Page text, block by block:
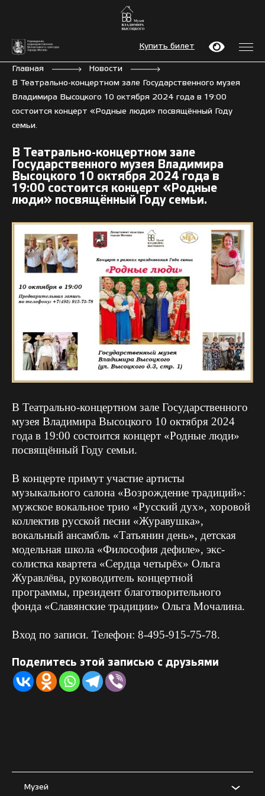
Купить билет
Главная
Новости
В Театрально-концертном зале Государственного музея
Владимира Высоцкого 10 октября 2024 года в 19:00
состоится концерт «Родные люди» посвящённый Году
семьи.
В Театрально-концертном зале
Государственного музея Владимира
Высоцкого 10 октября 2024 года в
19:00 состоится концерт «Родные
люди» посвящённый Году семьи.
В Театрально-концертном зале Государственного
музея Владимира Высоцкого 10 октября 2024
года в 19:00 состоится концерт «Родные люди»
посвящённый Году семьи.
В концерте примут участие артисты
музыкального салона «Возрождение традиций»:
мужское вокальное трио «Русский дух», хоровой
коллектив русской песни «Журавушка»,
вокальный ансамбль «Татьянин день», детская
модельная школа «Философия дефиле», экс-
солистка квартета «Сердца четырёх» Ольга
Журавлёва, руководитель концертной
программы, президент благотворительного
фонда «Cлавянские традиции» Ольга Мочалина.
Вход по записи. Телефон: 8-495-915-75-78.
Поделитесь этой записью с друзьями
Музей